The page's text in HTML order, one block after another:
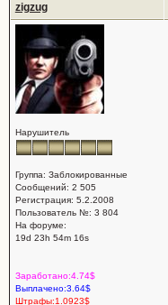
zigzug
Нарушитель
Группа: Заблокированные
Сообщений: 2 505
Регистрация: 5.2.2008
Пользователь №: 3 804
На форуме:
19d 23h 54m 16s
Заработано:4.74$
Выплачено:3.64$
Штрафы:1.0923$